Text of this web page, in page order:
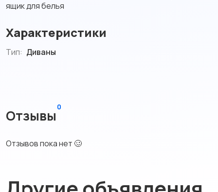
ящик для белья
Характеристики
Тип: Диваны
Отзывы
0
Отзывов пока нет 🥴